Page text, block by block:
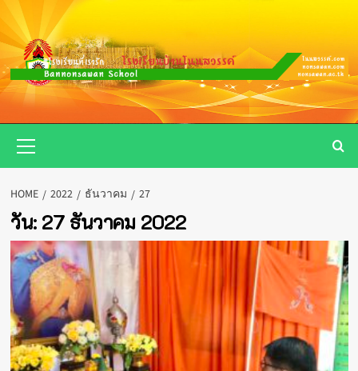
Skip
content
Menu
HOME 2022 ธันวาคม 27
วัน: 27 ธันวาคม 2022